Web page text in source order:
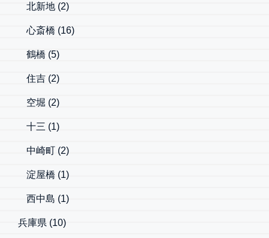
北新地 (2)
心斎橋 (16)
鶴橋 (5)
住吉 (2)
空堀 (2)
十三 (1)
中崎町 (2)
淀屋橋 (1)
西中島 (1)
兵庫県 (10)